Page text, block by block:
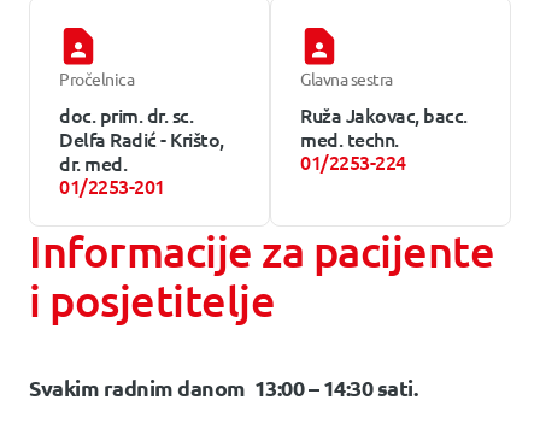
Pročelnica
doc. prim. dr. sc.
Delfa Radić - Krišto,
dr. med.
01/2253-201
Glavna sestra
Ruža Jakovac, bacc.
med. techn.
01/2253-224
Informacije za pacijente
i posjetitelje
Svakim radnim danom 13:00 – 14:30 sati.